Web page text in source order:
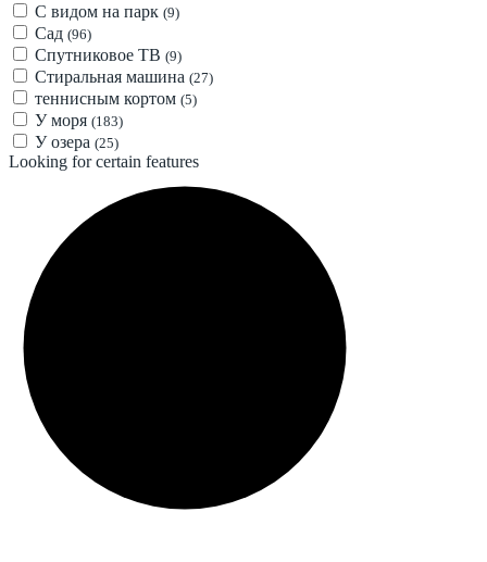
С видом на парк (9)
Сад (96)
Спутниковое ТВ (9)
Стиральная машина (27)
теннисным кортом (5)
У моря (183)
У озера (25)
Looking for certain features